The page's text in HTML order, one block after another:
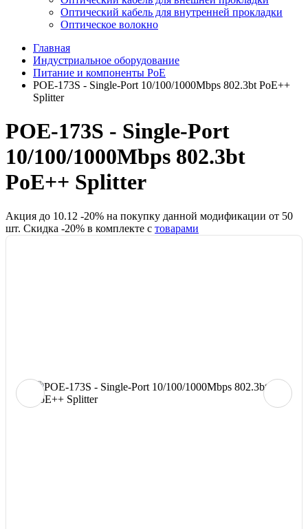
Оптический кабель для внутренней прокладки
Оптическое волокно
Главная
Индустриальное оборудование
Питание и компоненты PoE
POE-173S - Single-Port 10/100/1000Mbps 802.3bt PoE++
Splitter
POE-173S - Single-Port
10/100/1000Mbps 802.3bt
PoE++ Splitter
Акция до 10.12 -20% на покупку данной модификации от 50
шт. Скидка -20% в комплекте с товарами